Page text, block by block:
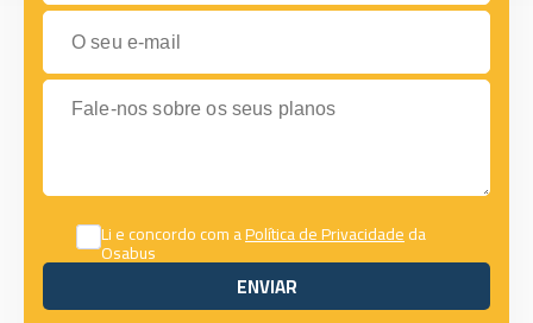
O seu e-mail
Fale-nos sobre os seus planos
Li e concordo com aPolítica de Privacidadeda
Osabus
ENVIAR
ENVIAR